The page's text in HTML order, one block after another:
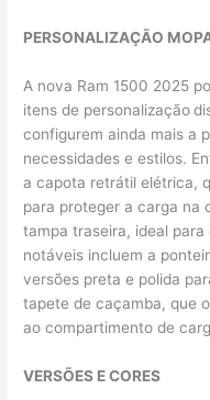
PERSONALIZAÇÃO
A nova Ram 1500 2025
itens de personalização
configurem ainda mais a
necessidades e estilos.
a capota retrátil elétrica,
para proteger a carga na
tampa traseira, ideal
notáveis incluem a
versões preta e polida
tapete de caçamba, que
ao compartimento de
VERSÕES E CORES